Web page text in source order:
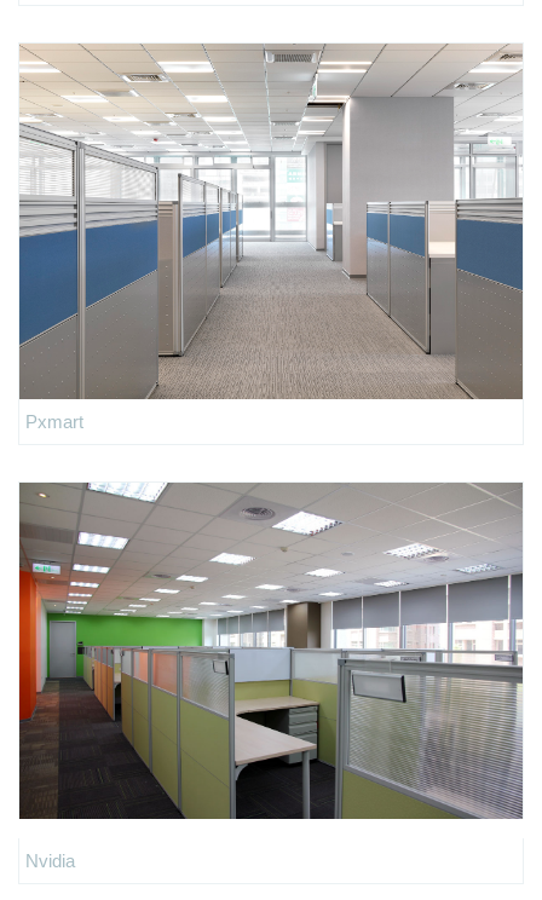
Pxmart
Nvidia